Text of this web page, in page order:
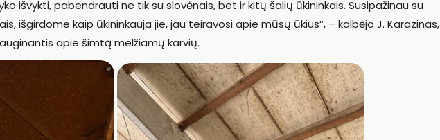
išvykti, pabendrauti ne tik su slovėnais, bet ir kitų šalių ūkininkais. Susipažinau su
išgirdome kaip ūkininkauja jie, jau teiravosi apie mūsų ūkius“, – kalbėjo J. Karazinas,
apie šimtą melžiamų karvių.